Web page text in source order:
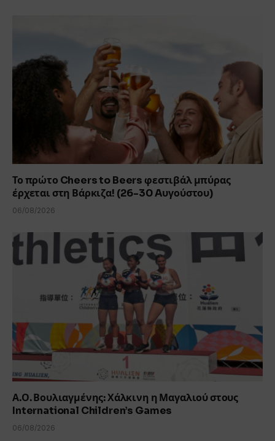
Το πρώτο Cheers to Beers φεστιβάλ μπύρας
έρχεται στη Βάρκιζα! (26-30 Aυγούστου)
06/08/2026
Α.Ο. Βουλιαγμένης: Χάλκινη η Μαγαλιού στους
International Children’s Games
06/08/2026